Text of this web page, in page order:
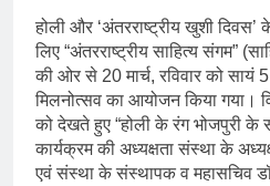
होली और ‘अंतरराष्ट्रीय खुशी
लिए “अंतरराष्ट्रीय साहित्य संगम”
की ओर से 20 मार्च, रविवार को सायं
मिलनोत्सव का आयोजन किया गया।
को देखते हुए “होली के रंग भोजपुरी
कार्यक्रम की अध्यक्षता संस्था के
एवं संस्था के संस्थापक व महासचिव